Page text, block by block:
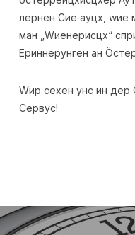
лернен Сие ауцх, wие
ман „Wиенерисцх“
Ериннерунген ан
Wир сехен унс ин дер
Сервус!